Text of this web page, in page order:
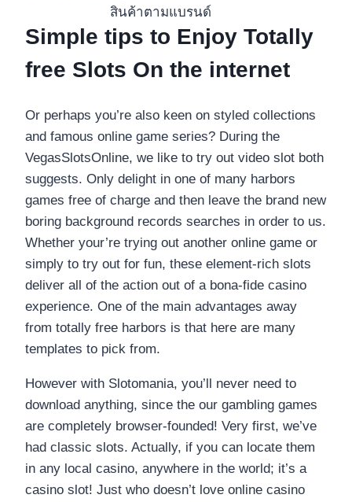
สินค้าตามแบรนด์
Simple tips to Enjoy Totally
free Slots On the internet
Or perhaps you’re also keen on styled collections
and famous online game series? During the
VegasSlotsOnline, we like to try out video slot both
suggests. Only delight in one of many harbors
games free of charge and then leave the brand new
boring background records searches in order to us.
Whether your’re trying out another online game or
simply to try out for fun, these element-rich slots
deliver all of the action out of a bona-fide casino
experience. One of the main advantages away
from totally free harbors is that here are many
templates to pick from.
However with Slotomania, you’ll never need to
download anything, since the our gambling games
are completely browser-founded! Very first, we’ve
had classic slots. Actually, if you can locate them
in any local casino, anywhere in the world; it’s a
casino slot! Just who doesn’t love online casino